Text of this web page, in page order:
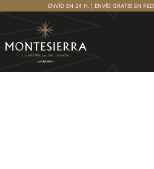
contenido
ENVÍO EN 24 H. | ENVÍO GRATIS EN